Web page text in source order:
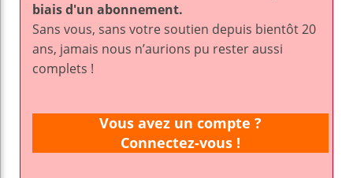
biais d'un abonnement.
Sans vous, sans votre soutien depuis bientôt 20
ans, jamais nous n’aurions pu rester aussi
complets !
Vous avez un compte ?
Connectez-vous !